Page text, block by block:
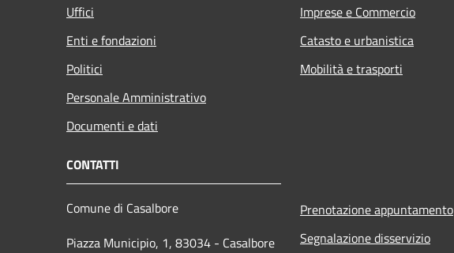
Uffici
Enti e fondazioni
Politici
Personale Amministrativo
Documenti e dati
Imprese e Commercio
Catasto e urbanistica
Mobilità e trasporti
CONTATTI
Comune di Casalbore
Piazza Municipio, 1, 83034 - Casalbore
Prenotazione appuntamento
Segnalazione disservizio